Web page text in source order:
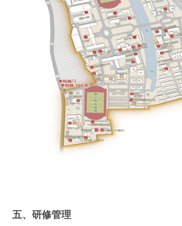
五、 研修管理